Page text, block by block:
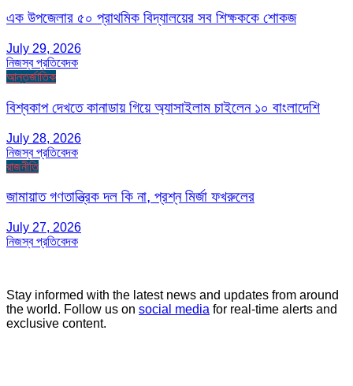
এক উপজেলার ৫০ প্রাথমিক বিদ্যালয়ের সব শিক্ষককে শোকজ
July 29, 2026
নিজস্ব প্রতিবেদক
আন্তর্জাতিক
বিশ্বকাপ দেখতে কানাডায় গিয়ে অ্যাসাইলাম চাইলেন ১০ বাংলাদেশি
July 28, 2026
নিজস্ব প্রতিবেদক
রাজনীতি
জামায়াত গণতান্ত্রিক দল কি না, প্রশ্ন মির্জা ফখরুলের
July 27, 2026
নিজস্ব প্রতিবেদক
Stay informed with the latest news and updates from around
the world. Follow us on social media for real-time alerts and
exclusive content.